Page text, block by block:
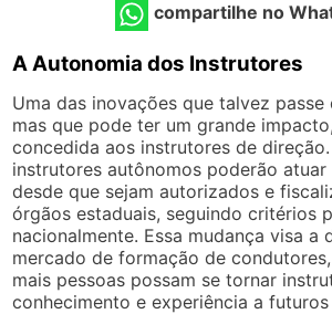
compartilhe no
A Autonomia dos Instrutores
Uma das inovações que talvez passe
mas que pode ter um grande
concedida aos instrutores de
instrutores autônomos poderão atuar
desde que sejam autorizados e
órgãos estaduais, seguindo critérios
nacionalmente. Essa mudança visa a
mercado de formação de
mais pessoas possam se tornar
conhecimento e experiência a